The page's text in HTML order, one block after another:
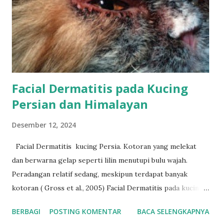
kecoa memiliki tubuh pipih, antena panjang, serta kaki kuat.
Warna tubuhnya bervariasi dari cokelat terang hingga
hitam, tergantung spesies. Struktur tubuh dan kemampuan
adaptasinya memungkinkan kecoa bertahan dalam berbagai
kondisi, bahkan di lingkungan ekstrem ( ...
Facial Dermatitis pada Kucing
Persian dan Himalayan
Desember 12, 2024
Facial Dermatitis kucing Persia. Kotoran yang melekat
dan berwarna gelap seperti lilin menutupi bulu wajah.
Peradangan relatif sedang, meskipun terdapat banyak
kotoran ( Gross et al., 2005) Facial Dermatitis pada kucing
progresif yang menyerang area wajah. Kondisi ini ditandai
BERBAGI POSTING KOMENTAR BACA SELENGKAPNYA